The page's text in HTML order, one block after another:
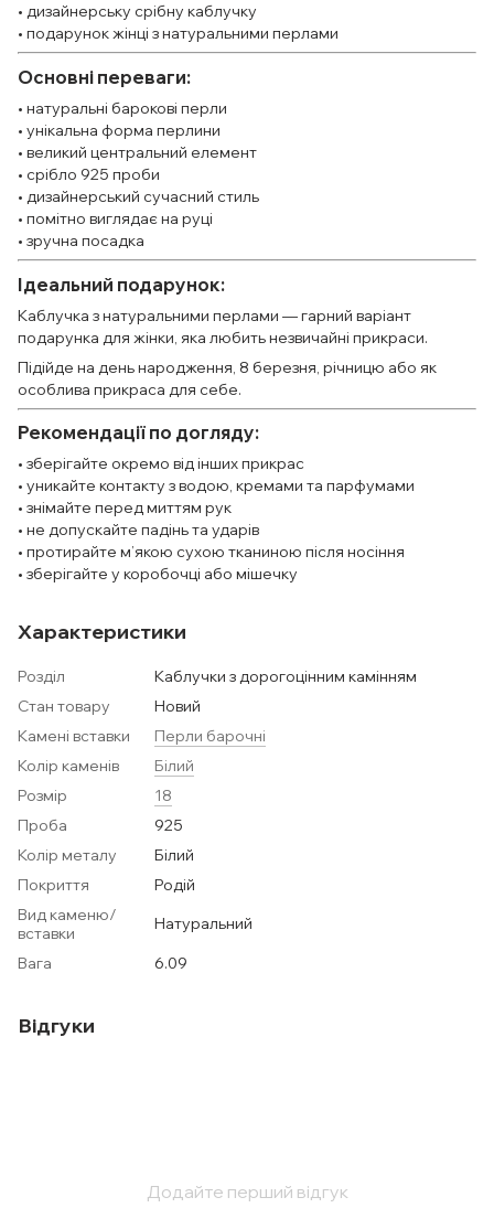
• дизайнерську срібну каблучку
• подарунок жінці з натуральними перлами
Основні переваги:
• натуральні барокові перли
• унікальна форма перлини
• великий центральний елемент
• срібло 925 проби
• дизайнерський сучасний стиль
• помітно виглядає на руці
• зручна посадка
Ідеальний подарунок:
Каблучка з натуральними перлами — гарний варіант
подарунка для жінки, яка любить незвичайні прикраси.
Підійде на день народження, 8 березня, річницю або як
особлива прикраса для себе.
Рекомендації по догляду:
• зберігайте окремо від інших прикрас
• уникайте контакту з водою, кремами та парфумами
• знімайте перед миттям рук
• не допускайте падінь та ударів
• протирайте м’якою сухою тканиною після носіння
• зберігайте у коробочці або мішечку
Характеристики
Розділ
Каблучки з дорогоцінним камінням
Стан товару
Новий
Камені вставки
Перли барочні
Колір каменів
Білий
Розмір
18
Проба
925
Колір металу
Білий
Покриття
Родій
Вид каменю/
вставки
Натуральний
Вага
6.09
Відгуки
Додайте перший відгук